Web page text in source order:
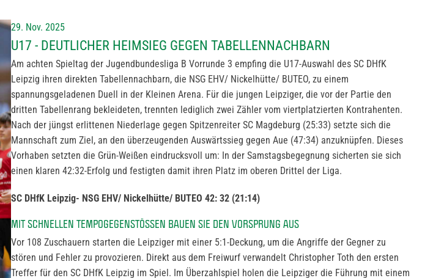
29. Nov. 2025
U17 - DEUTLICHER HEIMSIEG GEGEN TABELLENNACHBARN
Am achten Spieltag der Jugendbundesliga B Vorrunde 3 empfing die U17-Auswahl des SC DHfK
Leipzig ihren direkten Tabellennachbarn, die NSG EHV/ Nickelhütte/ BUTEO, zu einem
spannungsgeladenen Duell in der Kleinen Arena. Für die jungen Leipziger, die vor der Partie den
dritten Tabellenrang bekleideten, trennten lediglich zwei Zähler vom viertplatzierten Kontrahenten.
Nach der jüngst erlittenen Niederlage gegen Spitzenreiter SC Magdeburg (25:33) setzte sich die
Mannschaft zum Ziel, an den überzeugenden Auswärtssieg gegen Aue (47:34) anzuknüpfen. Dieses
Vorhaben setzten die Grün-Weißen eindrucksvoll um: In der Samstagsbegegnung sicherten sie sich
einen klaren 42:32-Erfolg und festigten damit ihren Platz im oberen Drittel der Liga.
SC DHfK Leipzig- NSG EHV/ Nickelhütte/ BUTEO 42: 32 (21:14)
MIT SCHNELLEN TEMPOGEGENSTÖSSEN BAUEN SIE DEN VORSPRUNG AUS
Vor 108 Zuschauern starten die Leipziger mit einer 5:1-Deckung, um die Angriffe der Gegner zu
stören und Fehler zu provozieren. Direkt aus dem Freiwurf verwandelt Christopher Toth den ersten
Treffer für den SC DHfK Leipzig im Spiel. Im Überzahlspiel holen die Leipziger die Führung mit einem